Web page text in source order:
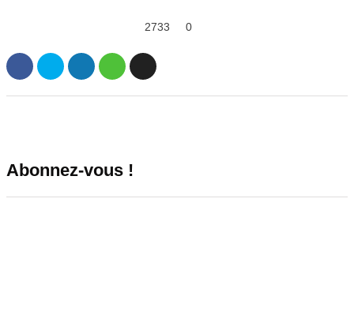
2733 0
Abonnez-vous !